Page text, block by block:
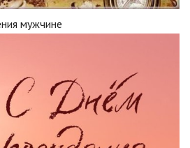
мужчине